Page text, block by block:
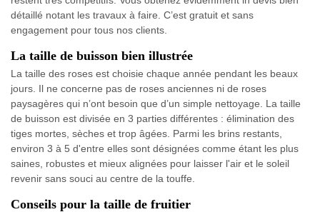
détaillé notant les travaux à faire. C’est gratuit et sans
engagement pour tous nos clients.
La taille de buisson bien illustrée
La taille des roses est choisie chaque année pendant les beaux
jours. Il ne concerne pas de roses anciennes ni de roses
paysagères qui n’ont besoin que d’un simple nettoyage. La taille
de buisson est divisée en 3 parties différentes : élimination des
tiges mortes, sèches et trop âgées. Parmi les brins restants,
environ 3 à 5 d'entre elles sont désignées comme étant les plus
saines, robustes et mieux alignées pour laisser l'air et le soleil
revenir sans souci au centre de la touffe.
Conseils pour la taille de fruitier